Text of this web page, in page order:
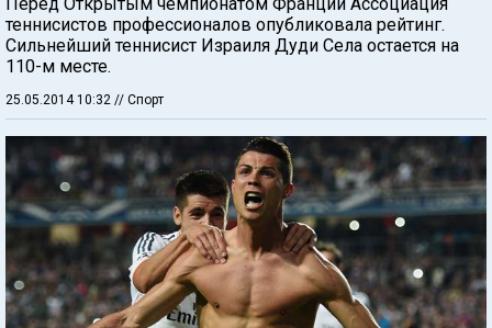
теннисистов профессионалов опубликовала рейтинг.
Сильнейший теннисист Израиля Дуди Села остается на
110-м месте.
25.05.2014 10:32 // Спорт